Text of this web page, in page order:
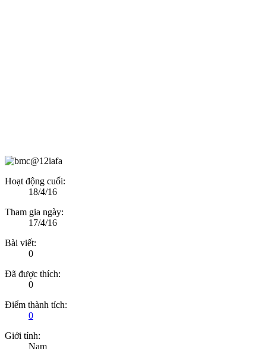
Hoạt động cuối:
18/4/16
Tham gia ngày:
17/4/16
Bài viết:
0
Đã được thích:
0
Điểm thành tích:
0
Giới tính:
Nam